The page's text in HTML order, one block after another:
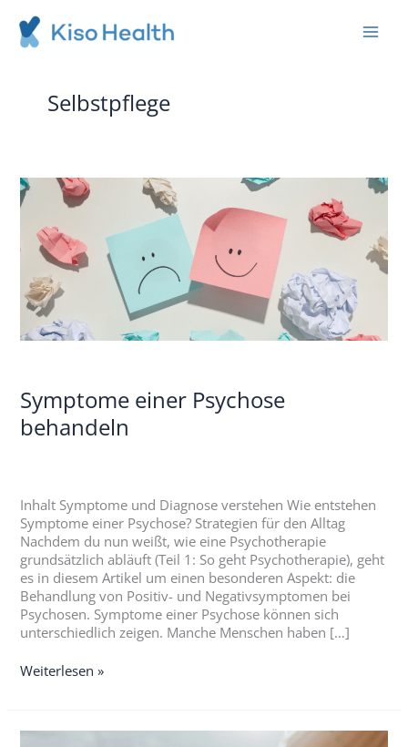
Inhalt
springen
Selbstpflege
Symptome einer Psychose
behandeln
Inhalt Symptome und Diagnose verstehen Wie entstehen
Symptome einer Psychose? Strategien für den Alltag
Nachdem du nun weißt, wie eine Psychotherapie
grundsätzlich abläuft (Teil 1: So geht Psychotherapie), geht
es in diesem Artikel um einen besonderen Aspekt: die
Behandlung von Positiv- und Negativsymptomen bei
Psychosen. Symptome einer Psychose können sich
unterschiedlich zeigen. Manche Menschen haben […]
Symptome
einer
behandeln
Weiterlesen »